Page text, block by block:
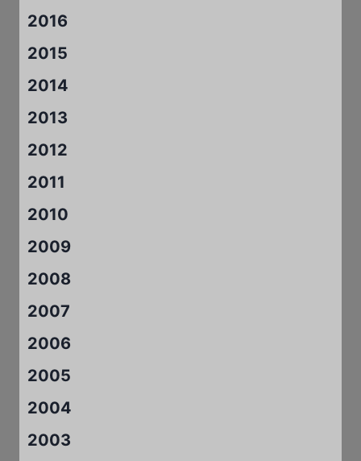
2016
2015
2014
2013
2012
2011
2010
2009
2008
2007
2006
2005
2004
2003